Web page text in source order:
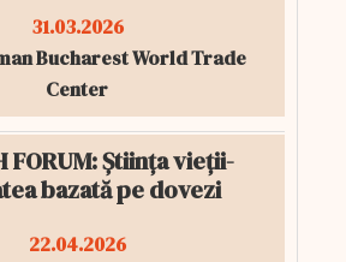
31.03.2026
Bucharest World Trade
Center
FORUM: Știința vieții-
bazată pe dovezi
22.04.2026